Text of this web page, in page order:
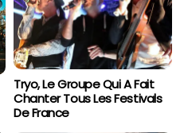
Tryo, Le Groupe Qui A Fait
Chanter Tous Les Festivals
De France